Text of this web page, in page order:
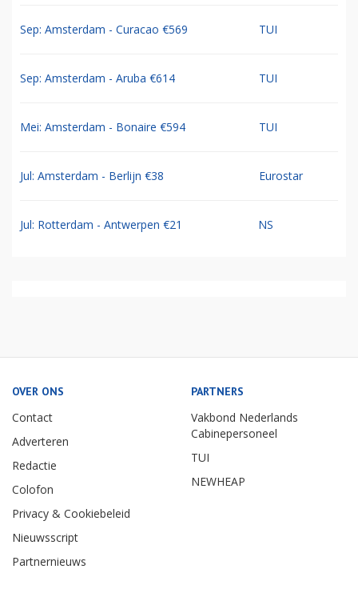
Sep: Amsterdam - Curacao €569 TUI
Sep: Amsterdam - Aruba €614 TUI
Mei: Amsterdam - Bonaire €594 TUI
Jul: Amsterdam - Berlijn €38 Eurostar
Jul: Rotterdam - Antwerpen €21 NS
OVER ONS
Contact
Adverteren
Redactie
Colofon
Privacy & Cookiebeleid
Nieuwsscript
Partnernieuws
PARTNERS
Vakbond Nederlands
Cabinepersoneel
TUI
NEWHEAP